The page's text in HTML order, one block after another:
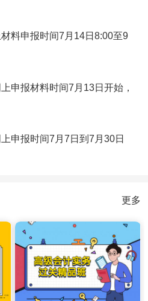
料申报时间7月14日8:00至9
申报材料时间7月13日开始，
申报时间7月7日到7月30日
更多